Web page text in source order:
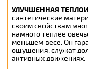
УЛУЧШЕННАЯ
синтетические
своим свойствам
намного теплее
меньшем весе. Он
ощущения, служат
активных движениях.